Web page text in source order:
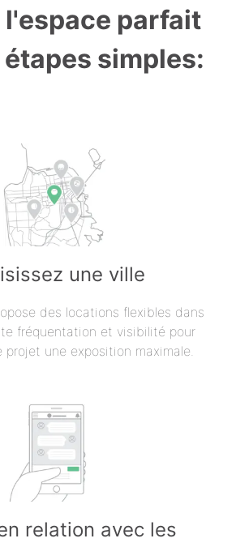
parfait
simples:
une ville
des locations flexibles dans
fréquentation et visibilité pour
projet une exposition maximale.
relation avec les